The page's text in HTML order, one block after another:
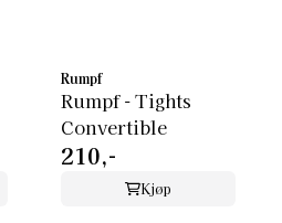
Rumpf
Rumpf - Tights
Convertible
210,-
Kjøp